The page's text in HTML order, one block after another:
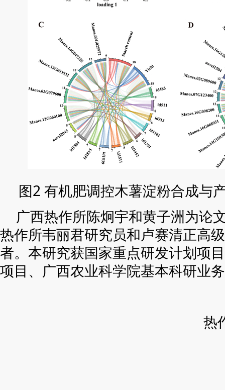
图2 有机肥调控木薯淀粉合成与
广西热作所陈炯宇和黄子洲为论
热作所韦丽君研究员和卢赛清正高
者。本研究获国家重点研发计划项
项目、广西农业科学院基本科研业
热